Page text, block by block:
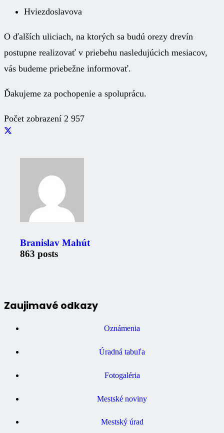
Hviezdoslavova
O ďalších uliciach, na ktorých sa budú orezy drevín
postupne realizovať v priebehu nasledujúcich mesiacov,
vás budeme priebežne informovať.
Ďakujeme za pochopenie a spoluprácu.
Počet zobrazení 2 957
Branislav Mahút
863 posts
Zaujimavé odkazy
Oznámenia
Úradná tabuľa
Fotogaléria
Mestské noviny
Mestský úrad